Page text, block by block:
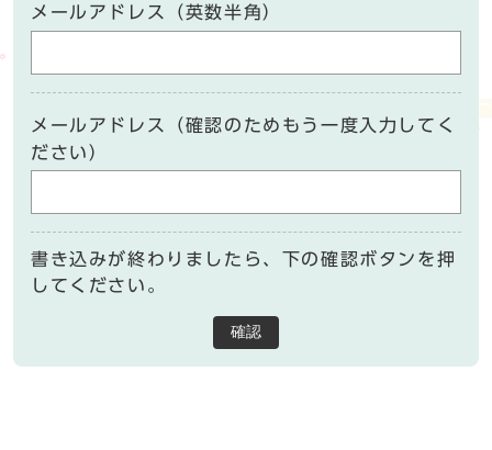
メールアドレス（英数半角）
メールアドレス（確認のためもう一度入力してく
ださい）
書き込みが終わりましたら、下の確認ボタンを押
してください。
確認